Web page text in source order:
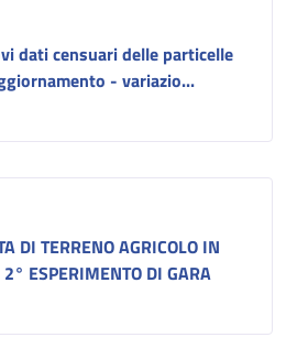
dati censuari delle particelle
- variazio...
DI TERRENO AGRICOLO IN
ESPERIMENTO DI GARA